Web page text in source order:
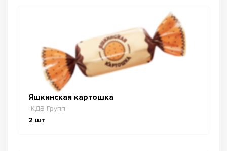
Яшкинская картошка
"КДВ Групп"
2 шт